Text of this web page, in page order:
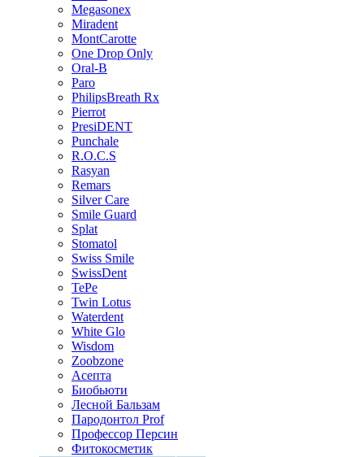
Megasonex
Miradent
MontCarotte
One Drop Only
Oral-B
Paro
PhilipsBreath Rx
Pierrot
PresiDENT
Punchale
R.O.C.S
Rasyan
Remars
Silver Care
Smile Guard
Splat
Stomatol
Swiss Smile
SwissDent
TePe
Twin Lotus
Waterdent
White Glo
Wisdom
Zoobzone
Асепта
Биобьюти
Лесной Бальзам
Пародонтол Prof
Профессор Персин
Фитокосметик